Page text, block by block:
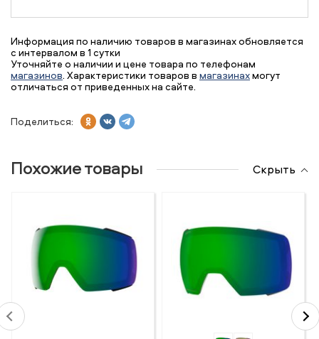
Информация по наличию товаров в магазинах обновляется
с интервалом в 1 сутки
Уточняйте о наличии и цене товара по телефонам
магазинов. Характеристики товаров в магазинахмогут
отличаться от приведенных на сайте.
Поделиться:
Похожие товары Скрыть